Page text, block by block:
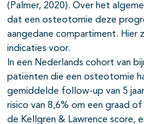
(Palmer, 2020). Over het
dat een osteotomie deze
aangedane compartiment. Hier
indicaties voor.
In een Nederlands cohort van
patiënten die een osteotomie
gemiddelde follow-up van 5
risico van 8,6% om een graad
de Kellgren & Lawrence score,